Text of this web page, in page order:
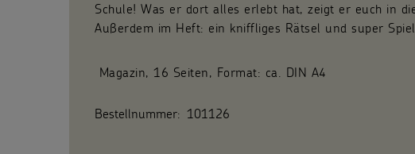
Schule! Was er dort alles erlebt hat, zeigt er euch in
Außerdem im Heft: ein kniffliges Rätsel und super
Magazin, 16 Seiten, Format: ca. DIN A4
Bestellnummer: 101126